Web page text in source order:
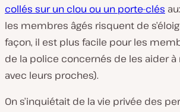
collés sur un clou ou un porte-clés
les membres âgés risquent de
façon, il est plus facile pour les
de la police concernés de les aider
avec leurs proches).
On s’inquiétait de la vie privée des